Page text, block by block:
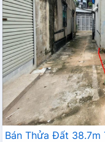
Bán Thửa Đất 38.7m